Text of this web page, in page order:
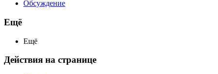
Обсуждение
Ещё
Ещё
Действия на странице